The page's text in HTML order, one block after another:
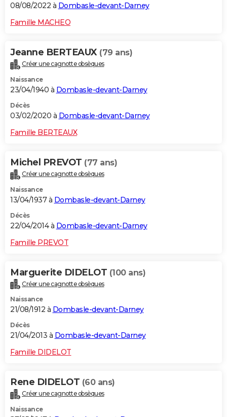
08/08/2022 à Dombasle-devant-Darney
Famille MACHEO
Jeanne BERTEAUX (79 ans)
Créer une cagnotte obsèques
Naissance
23/04/1940 à Dombasle-devant-Darney
Décès
03/02/2020 à Dombasle-devant-Darney
Famille BERTEAUX
Michel PREVOT (77 ans)
Créer une cagnotte obsèques
Naissance
13/04/1937 à Dombasle-devant-Darney
Décès
22/04/2014 à Dombasle-devant-Darney
Famille PREVOT
Marguerite DIDELOT (100 ans)
Créer une cagnotte obsèques
Naissance
21/08/1912 à Dombasle-devant-Darney
Décès
21/04/2013 à Dombasle-devant-Darney
Famille DIDELOT
Rene DIDELOT (60 ans)
Créer une cagnotte obsèques
Naissance